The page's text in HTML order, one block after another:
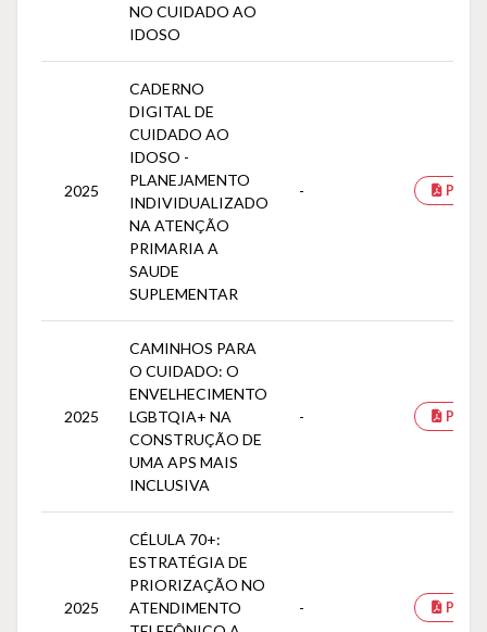
NO CUIDADO AO
IDOSO
2025
CADERNO
DIGITAL DE
CUIDADO AO
IDOSO -
PLANEJAMENTO
INDIVIDUALIZADO
NA ATENÇÃO
PRIMARIA A
SAUDE
SUPLEMENTAR
- PDF
2025
CAMINHOS PARA
O CUIDADO: O
ENVELHECIMENTO
LGBTQIA+ NA
CONSTRUÇÃO DE
UMA APS MAIS
INCLUSIVA
- PDF
2025
CÉLULA 70+:
ESTRATÉGIA DE
PRIORIZAÇÃO NO
ATENDIMENTO
- PDF